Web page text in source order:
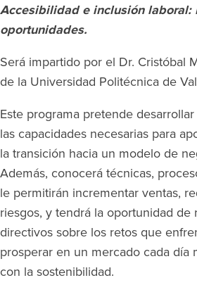
Accesibilidad e inclusión laboral:
oportunidades.
Será impartido por el Dr. Cristóbal
de la Universidad Politécnica de
Este programa pretende
las capacidades necesarias para
la transición hacia un modelo de
Además, conocerá técnicas,
le permitirán incrementar ventas,
riesgos, y tendrá la oportunidad de
directivos sobre los retos que
prosperar en un mercado cada día
con la sostenibilidad.